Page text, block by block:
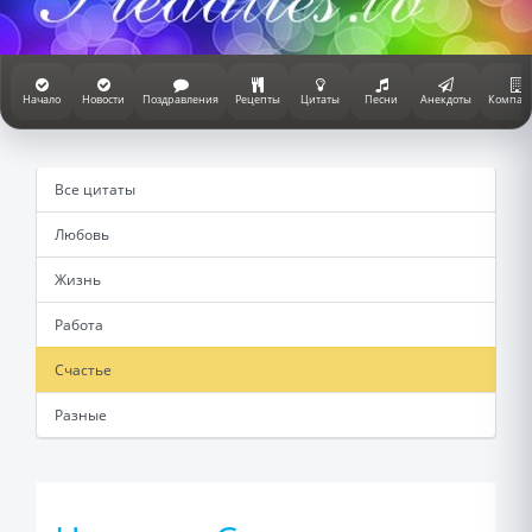
Начало Новости Поздравления Рецепты Цитаты Песни Анекдоты
Все цитаты
Любовь
Жизнь
Работа
Счастье
Разные